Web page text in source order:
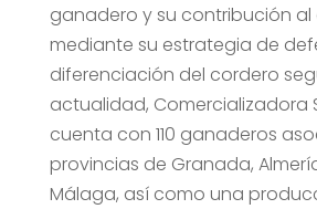
ganadero y su contribución
mediante su estrategia de
diferenciación del cordero
actualidad, Comercializadora
cuenta con 110 ganaderos
provincias de Granada,
Málaga, así como una